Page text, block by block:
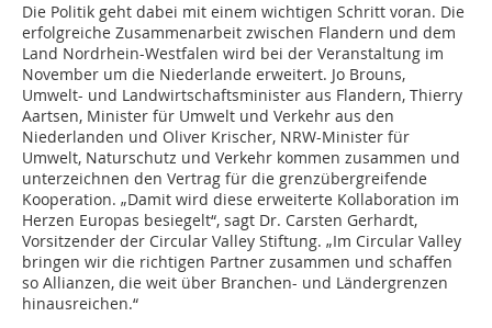
Die Politik geht dabei mit einem wichtigen Schritt voran. Die
erfolgreiche Zusammenarbeit zwischen Flandern und dem
Land Nordrhein-Westfalen wird bei der Veranstaltung im
November um die Niederlande erweitert. Jo Brouns,
Umwelt- und Landwirtschaftsminister aus Flandern, Thierry
Aartsen, Minister für Umwelt und Verkehr aus den
Niederlanden und Oliver Krischer, NRW-Minister für
Umwelt, Naturschutz und Verkehr kommen zusammen und
unterzeichnen den Vertrag für die grenzübergreifende
Kooperation. „Damit wird diese erweiterte Kollaboration im
Herzen Europas besiegelt“, sagt Dr. Carsten Gerhardt,
Vorsitzender der Circular Valley Stiftung. „Im Circular Valley
bringen wir die richtigen Partner zusammen und schaffen
so Allianzen, die weit über Branchen- und Ländergrenzen
hinausreichen.“